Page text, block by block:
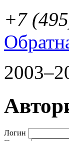
+7
Логин